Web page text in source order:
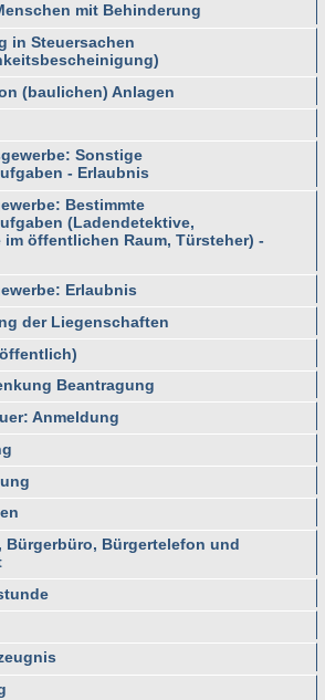
mit Behinderung
in Steuersachen
(baulichen) Anlagen
Sonstige
- Erlaubnis
Bestimmte
(Ladendetektive,
öffentlichen Raum, Türsteher) -
Erlaubnis
der Liegenschaften
Beantragung
Anmeldung
Bürgerbüro, Bürgertelefon und